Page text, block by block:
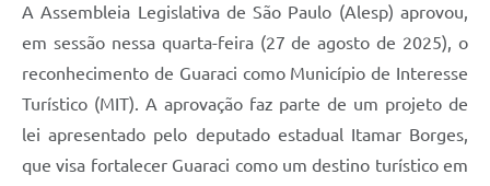
A Assembleia Legislativa de São Paulo (Alesp) aprovou,
em sessão nessa quarta-feira (27 de agosto de 2025), o
reconhecimento de Guaraci como Município de Interesse
Turístico (MIT). A aprovação faz parte de um projeto de
lei apresentado pelo deputado estadual Itamar Borges,
que visa fortalecer Guaraci como um destino turístico em